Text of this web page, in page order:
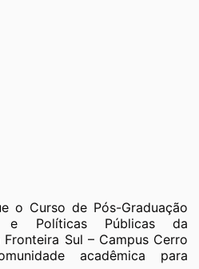
o Curso de Pós-Graduação
e Políticas Públicas da
Sul – Campus Cerro
acadêmica para